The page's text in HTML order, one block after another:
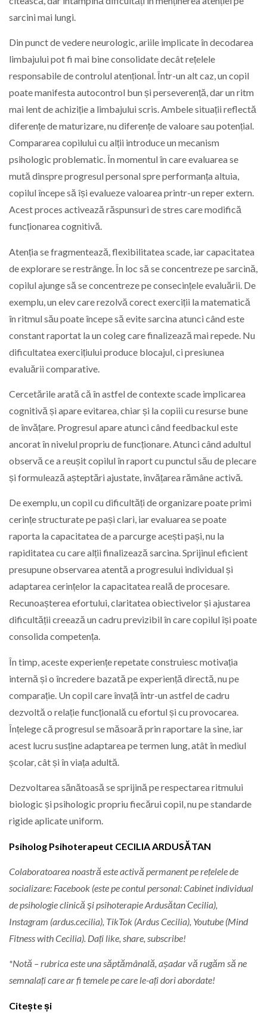
sarcini mai lungi.
Din punct de vedere neurologic, ariile implicate în decodarea
limbajului pot fi mai bine consolidate decât rețelele
responsabile de controlul atențional. Într-un alt caz, un copil
poate manifesta autocontrol bun și perseverență, dar un ritm
mai lent de achiziție a limbajului scris. Ambele situații reflectă
diferențe de maturizare, nu diferențe de valoare sau potențial.
Compararea copilului cu alții introduce un mecanism
psihologic problematic. În momentul în care evaluarea se
mută dinspre progresul personal spre performanța altuia,
copilul începe să își evalueze valoarea printr-un reper extern.
Acest proces activează răspunsuri de stres care modifică
funcționarea cognitivă.
Atenția se fragmentează, flexibilitatea scade, iar capacitatea
de explorare se restrânge. În loc să se concentreze pe sarcină,
copilul ajunge să se concentreze pe consecințele evaluării. De
exemplu, un elev care rezolvă corect exerciții la matematică
în ritmul său poate începe să evite sarcina atunci când este
constant raportat la un coleg care finalizează mai repede. Nu
dificultatea exercițiului produce blocajul, ci presiunea
evaluării comparative.
Cercetările arată că în astfel de contexte scade implicarea
cognitivă și apare evitarea, chiar și la copiii cu resurse bune
de învățare. Progresul apare atunci când feedbackul este
ancorat în nivelul propriu de funcționare. Atunci când adultul
observă ce a reușit copilul în raport cu punctul său de plecare
și formulează așteptări ajustate, învățarea rămâne activă.
De exemplu, un copil cu dificultăți de organizare poate primi
cerințe structurate pe pași clari, iar evaluarea se poate
raporta la capacitatea de a parcurge acești pași, nu la
rapiditatea cu care alții finalizează sarcina. Sprijinul eficient
presupune observarea atentă a progresului individual și
adaptarea cerințelor la capacitatea reală de procesare.
Recunoașterea efortului, claritatea obiectivelor și ajustarea
dificultății creează un cadru previzibil în care copilul își poate
consolida competența.
În timp, aceste experiențe repetate construiesc motivația
internă și o încredere bazată pe experiență directă, nu pe
comparație. Un copil care învață într-un astfel de cadru
dezvoltă o relație funcțională cu efortul și cu provocarea.
Înțelege că progresul se măsoară prin raportare la sine, iar
acest lucru susține adaptarea pe termen lung, atât în mediul
școlar, cât și în viața adultă.
Dezvoltarea sănătoasă se sprijină pe respectarea ritmului
biologic și psihologic propriu fiecărui copil, nu pe standarde
rigide aplicate uniform.
Psiholog Psihoterapeut CECILIA ARDUSĂTAN
Colaboratoarea noastră este activă permanent pe rețelele de
socializare: Facebook (este pe contul personal: Cabinet individual
de psihologie clinică şi psihoterapie Ardusătan Cecilia),
Instagram (ardus.cecilia), TikTok (Ardus Cecilia), Youtube (Mind
Fitness with Cecilia). Dați like, share, subscribe!
*Notă – rubrica este una săptămânală, așadar vă rugăm să ne
semnalați care ar fi temele pe care le-ați dori abordate!
Citește și